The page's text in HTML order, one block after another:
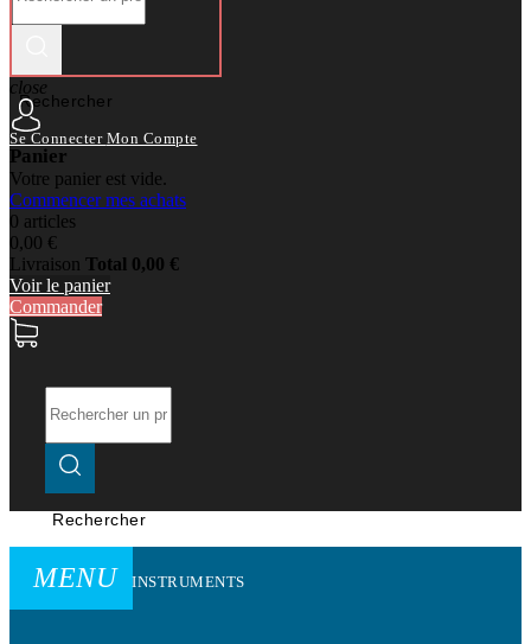
Rechercher
close
Se Connecter Mon Compte
Panier
Votre panier est vide.
Commencer mes achats
0 articles
0,00 €
Livraison Total 0,00 €
Voir le panier
Commander
Rechercher
MENU INSTRUMENTS